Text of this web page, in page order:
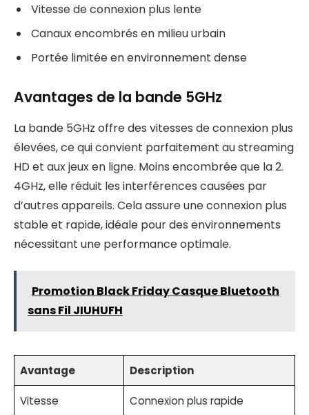
Vitesse de connexion plus lente
Canaux encombrés en milieu urbain
Portée limitée en environnement dense
Avantages de la bande 5GHz
La bande 5GHz offre des vitesses de connexion plus
élevées, ce qui convient parfaitement au streaming
HD et aux jeux en ligne. Moins encombrée que la 2.
4GHz, elle réduit les interférences causées par
d’autres appareils. Cela assure une connexion plus
stable et rapide, idéale pour des environnements
nécessitant une performance optimale.
Promotion Black Friday Casque Bluetooth
sans Fil JIUHUFH
Avantage Description
Vitesse Connexion plus rapide